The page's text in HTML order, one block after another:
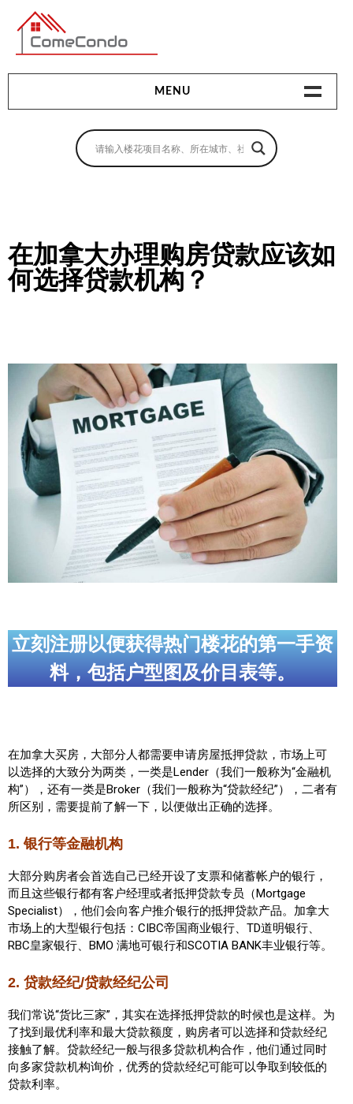
多伦多最新最全的楼花搜索引擎
MENU
地产相关
卖房指南
贷款指南
帮您卖房
多伦多地产
楼花大全
大多伦多地区楼花开发商名录
楼花地图
楼花转让专区
多伦多市中心楼花项目
怡陶碧谷楼花项目
北约克楼花项目
密西沙加社区介绍
密西沙加楼花项目
奥克维尔社区介绍
奥克维尔楼花项目
列治文山楼花项目
旺市楼花项目
万锦楼花项目
新居民
新移民指南
留学生指南
在加拿大办理购房贷款应该如
何选择贷款机构？
立刻注册以便获得热门楼花的第一手资
料，包括户型图及价目表等。
在加拿大买房，大部分人都需要申请房屋抵押贷款，市场上可
以选择的大致分为两类，一类是Lender（我们一般称为“金融机
构”），还有一类是Broker（我们一般称为“贷款经纪”），二者有
所区别，需要提前了解一下，以便做出正确的选择。
1. 银行等金融机构
大部分购房者会首选自己已经开设了支票和储蓄帐户的银行，
而且这些银行都有客户经理或者抵押贷款专员（Mortgage
Specialist），他们会向客户推介银行的抵押贷款产品。加拿大
市场上的大型银行包括：CIBC帝国商业银行、TD道明银行、
RBC皇家银行、BMO 满地可银行和SCOTIA BANK丰业银行等。
2. 贷款经纪/贷款经纪公司
我们常说“货比三家”，其实在选择抵押贷款的时候也是这样。为
了找到最优利率和最大贷款额度，购房者可以选择和贷款经纪
接触了解。贷款经纪一般与很多贷款机构合作，他们通过同时
向多家贷款机构询价，优秀的贷款经纪可能可以争取到较低的
贷款利率。